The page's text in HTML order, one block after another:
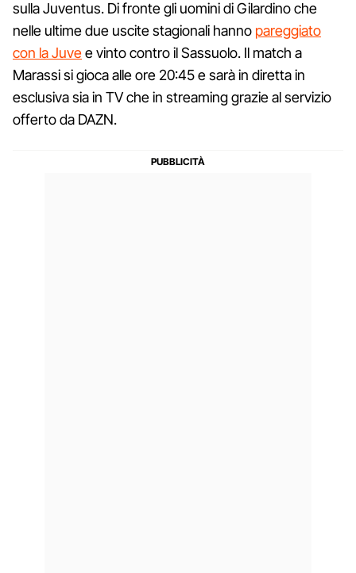
sulla Juventus. Di fronte gli uomini di Gilardino che
nelle ultime due uscite stagionali hanno pareggiato
con la Juvee vinto contro il Sassuolo. Il match a
Marassi si gioca alle ore 20:45 e sarà in diretta in
esclusiva sia in TV che in streaming grazie al servizio
offerto da DAZN.